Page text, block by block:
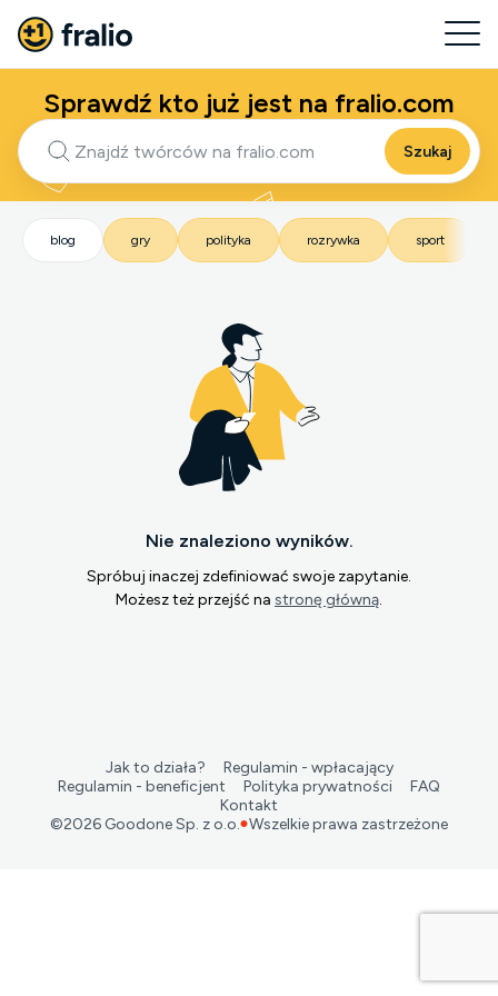
Sprawdź kto już jest na fralio.com
Szukaj
blog gry polityka rozrywka sport
Nie znaleziono wyników.
Spróbuj inaczej zdefiniować swoje zapytanie.
Możesz też przejść na stronę główną.
Jak to działa?
Regulamin - wpłacający
Regulamin - beneficjent
Polityka prywatności
FAQ
Kontakt
©2026 Goodone Sp. z o.o. Wszelkie prawa zastrzeżone